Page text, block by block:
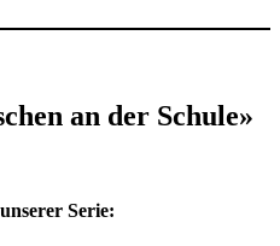
an der Schule»
Serie: